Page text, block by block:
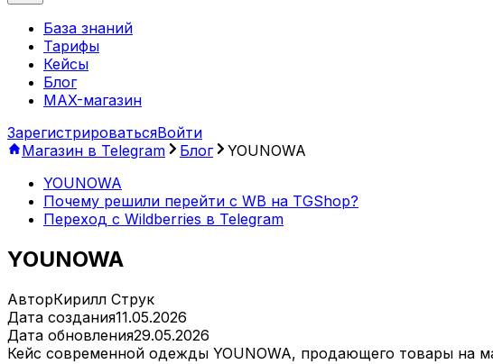
База знаний
Тарифы
Кейсы
Блог
MAX-магазин
ЗарегистрироватьсяВойти
Магазин в Telegram
Блог
YOUNOWA
YOUNOWA
Почему решили перейти с WB на TGShop?
Переход с Wildberries в Telegram
YOUNOWA
АвторКирилл Струк
Дата создания11.05.2026
Дата обновления29.05.2026
Кейс современной одежды YOUNOWA, продающего товары на